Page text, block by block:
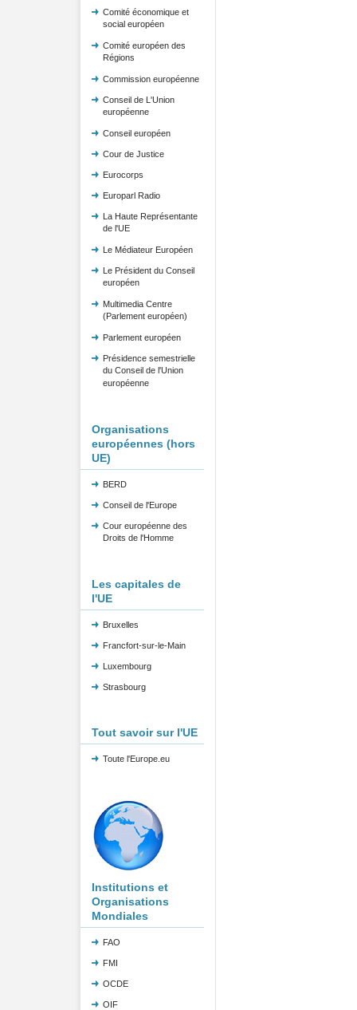
Comité économique et
social européen
Comité européen des
Régions
Commission européenne
Conseil de L'Union
européenne
Conseil européen
Cour de Justice
Eurocorps
Europarl Radio
La Haute Représentante
de l'UE
Le Médiateur Européen
Le Président du Conseil
européen
Multimedia Centre
(Parlement européen)
Parlement européen
Présidence semestrielle
du Conseil de l'Union
européenne
Organisations
européennes (hors
UE)
BERD
Conseil de l'Europe
Cour européenne des
Droits de l'Homme
Les capitales de
l'UE
Bruxelles
Francfort-sur-le-Main
Luxembourg
Strasbourg
Tout savoir sur l'UE
Toute l'Europe.eu
Institutions et
Organisations
Mondiales
FAO
FMI
OCDE
OIF